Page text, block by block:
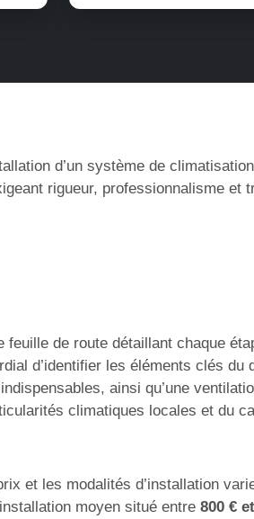
d’un système de
rigueur, professionnalisme et
de route détaillant chaque
d’identifier les éléments clés du
ainsi qu’une
climatiques locales et du
et les modalités d’installation
moyen situé entre 800 €